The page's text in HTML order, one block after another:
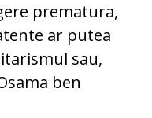
prematura,
ar putea
sau,
ben